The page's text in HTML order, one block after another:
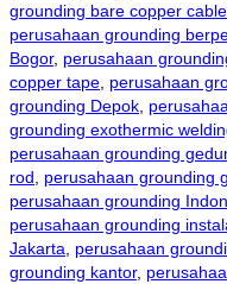
grounding bare copper cable
perusahaan grounding
Bogor, perusahaan
copper tape, perusahaan
grounding Depok,
grounding exothermic
perusahaan grounding
rod, perusahaan grounding
perusahaan grounding
perusahaan grounding
Jakarta, perusahaan
grounding kantor,